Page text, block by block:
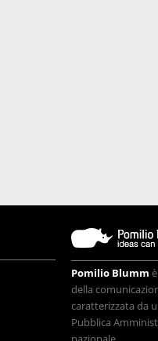
Pomilio Blumm
della
caratterizzata da
Pubblica